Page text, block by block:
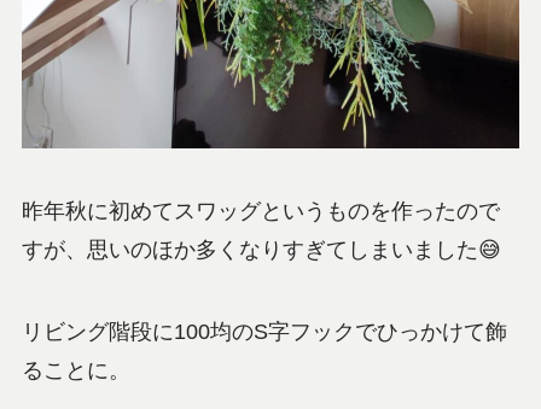
昨年秋に初めてスワッグというものを作ったので
すが、思いのほか多くなりすぎてしまいました😅
リビング階段に100均のS字フックでひっかけて飾
ることに。